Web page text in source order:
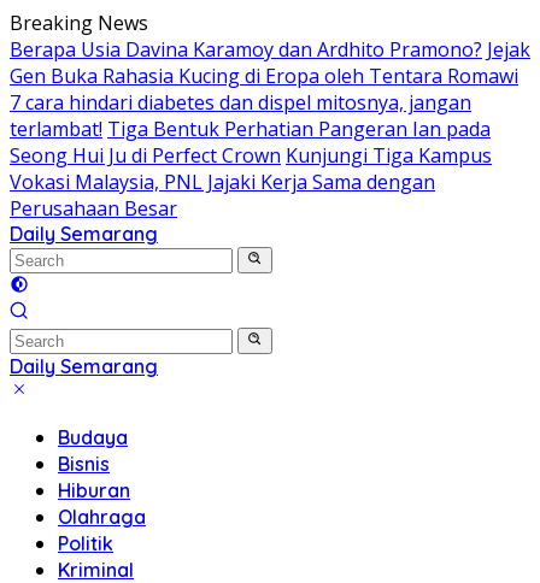
Skip
to
content
Breaking News
Berapa Usia Davina Karamoy dan Ardhito Pramono? Jejak
Gen Buka Rahasia Kucing di Eropa oleh Tentara Romawi
7 cara hindari diabetes dan dispel mitosnya, jangan
terlambat! Tiga Bentuk Perhatian Pangeran Ian pada
Seong Hui Ju di Perfect Crown Kunjungi Tiga Kampus
Vokasi Malaysia, PNL Jajaki Kerja Sama dengan
Perusahaan Besar
Daily Semarang
"Semarang
Hari
Ini:
Informasi
Terkini
untuk
Daily Semarang
"Semarang
Informasi
Terkini
untuk
Anda"
Budaya
Bisnis
Hiburan
Olahraga
Politik
Kriminal